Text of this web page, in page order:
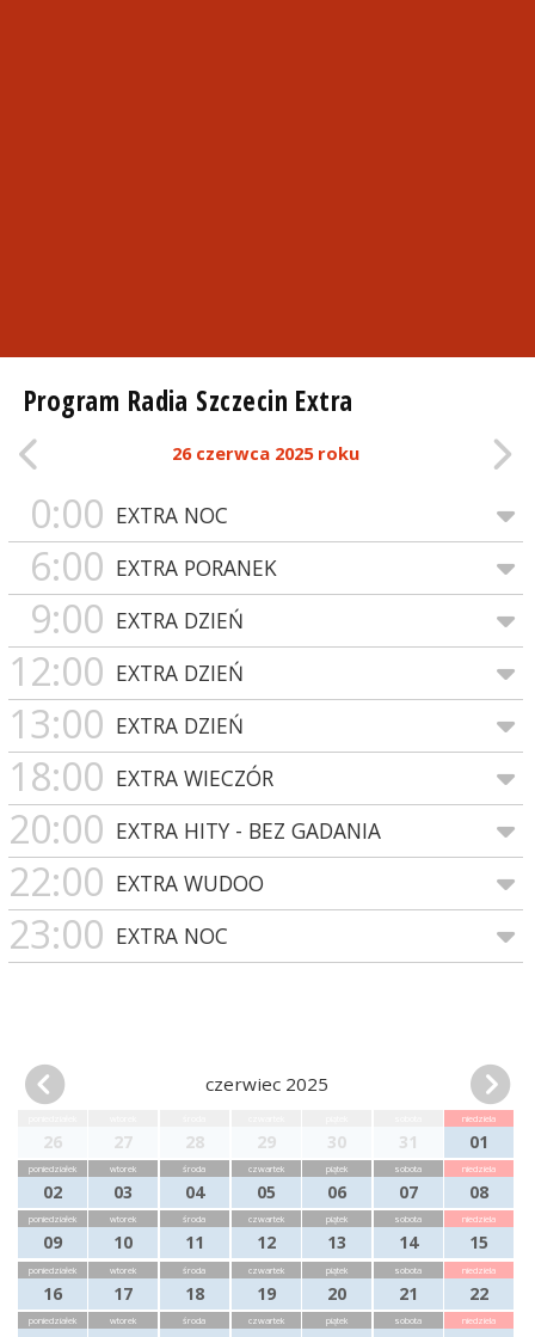
Program Radia Szczecin Extra
26 czerwca 2025 roku
0:00 EXTRA NOC
6:00 EXTRA PORANEK
9:00 EXTRA DZIEŃ
12:00 EXTRA DZIEŃ
13:00 EXTRA DZIEŃ
18:00 EXTRA WIECZÓR
20:00 EXTRA HITY - BEZ GADANIA
22:00 EXTRA WUDOO
23:00 EXTRA NOC
czerwiec 2025
26 27 28 29 30 31
niedziela
01
poniedziałek
02
wtorek
03
środa
04
czwartek
05
piątek
06
sobota
07
niedziela
08
poniedziałek
09
wtorek
10
środa
11
czwartek
12
piątek
13
sobota
14
niedziela
15
poniedziałek
16
wtorek
17
środa
18
czwartek
19
piątek
20
sobota
21
niedziela
22
poniedziałek wtorek środa czwartek piątek sobota niedziela